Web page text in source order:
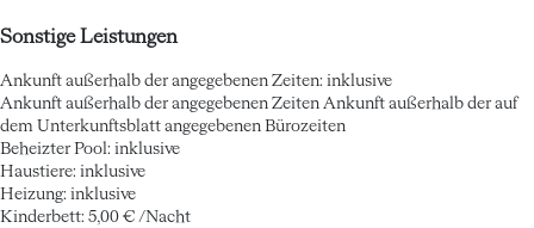
Sonstige Leistungen
Ankunft außerhalb der angegebenen Zeiten: inklusive
Ankunft außerhalb der angegebenen Zeiten Ankunft außerhalb der auf
dem Unterkunftsblatt angegebenen Bürozeiten
Beheizter Pool: inklusive
Haustiere: inklusive
Heizung: inklusive
Kinderbett: 5,00 € /Nacht